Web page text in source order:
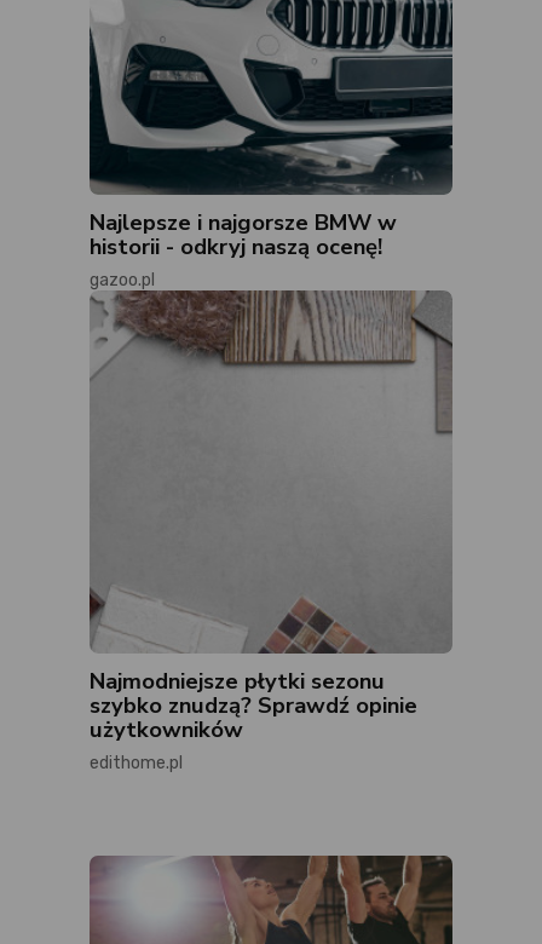
Najlepsze i najgorsze BMW w
historii - odkryj naszą ocenę!
gazoo.pl
Najmodniejsze płytki sezonu
szybko znudzą? Sprawdź opinie
użytkowników
edithome.pl